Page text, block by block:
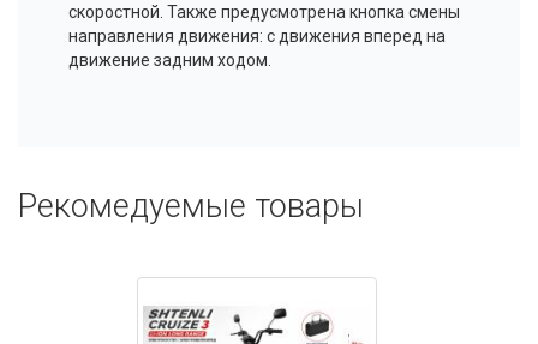
скоростной. Также предусмотрена кнопка смены
направления движения: с движения вперед на
движение задним ходом.
Рекомедуемые товары